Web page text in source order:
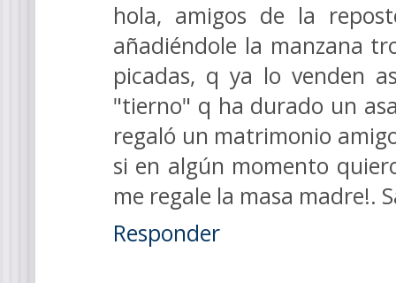
hola, amigos de la
añadiéndole la manzana
picadas, q ya lo venden
"tierno" q ha durado un
regaló un matrimonio
si en algún momento
me regale la masa madre!.
Responder